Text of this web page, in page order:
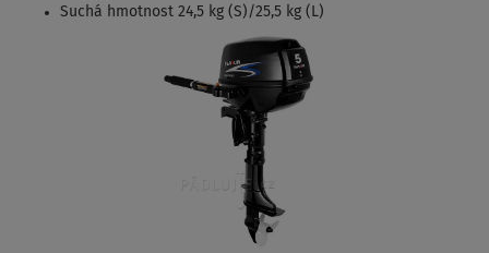
Suchá hmotnost 24,5 kg (S)/25,5 kg (L)